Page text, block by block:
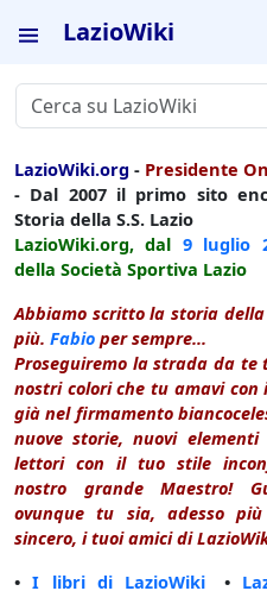
LazioWiki
LazioWiki.org - Presidente
- Dal 2007 il primo sito
Storia della S.S. Lazio
LazioWiki.org, dal 9 luglio
della Società Sportiva Lazio
Abbiamo scritto la storia
più. Fabio per sempre...
Proseguiremo la strada da
nostri colori che tu amavi con
già nel firmamento
nuove storie, nuovi
lettori con il tuo stile
nostro grande Maestro!
ovunque tu sia, adesso
sincero, i tuoi amici di
•I libri di LazioWiki •